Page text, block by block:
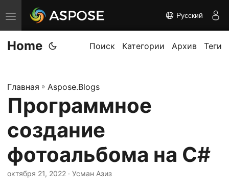
П
е
р
л
ю
и
т
ь
н
Русский
Home Поиск Категории Архив Теги
Главная » Aspose.Blogs
Программное
создание
фотоальбома на C#
октября 21, 2022 · Усман Азиз